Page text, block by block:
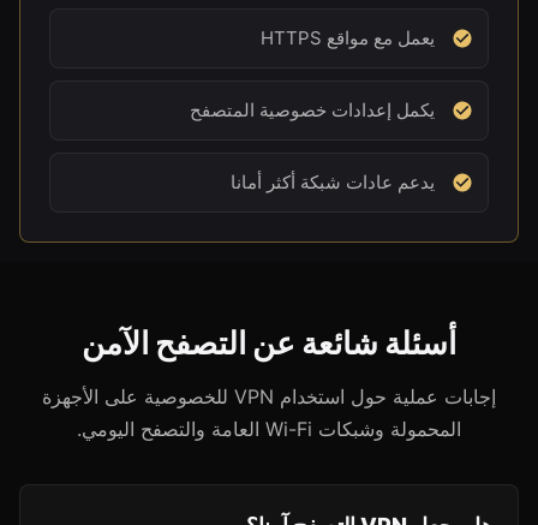
يعمل مع مواقع HTTPS
يكمل إعدادات خصوصية المتصفح
يدعم عادات شبكة أكثر أمانا
أسئلة شائعة عن التصفح الآمن
إجابات عملية حول استخدام VPN للخصوصية على الأجهزة
المحمولة وشبكات Wi-Fi العامة والتصفح اليومي.